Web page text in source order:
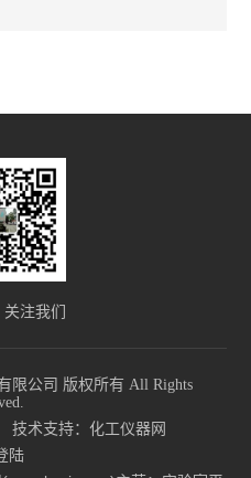
注我们
限公司 版权所有 All Rights
技术支持： 化工仪器网
陆